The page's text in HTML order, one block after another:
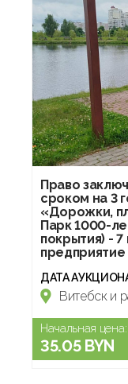
Право
сроком на 3
«Дорожки,
Парк 1000-
покрытия) -
ДАТА
Витебск и
Начальная цена:
35.05 BYN